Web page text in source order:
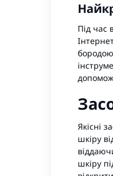
Під час
Якісні
шкіру
шкіру